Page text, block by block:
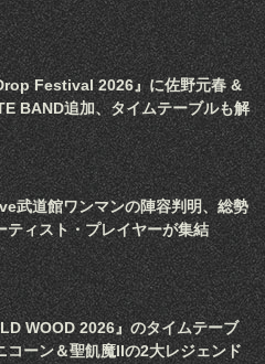
Festival 2026』に佐野元春 &
BAND追加、タイムテーブルも解
武道館ワンマンの陣容判明、総勢
ティスト・プレイヤーが集結
WOOD 2026』のタイムテーブ
コーン＆聖飢魔IIの2大レジェンド